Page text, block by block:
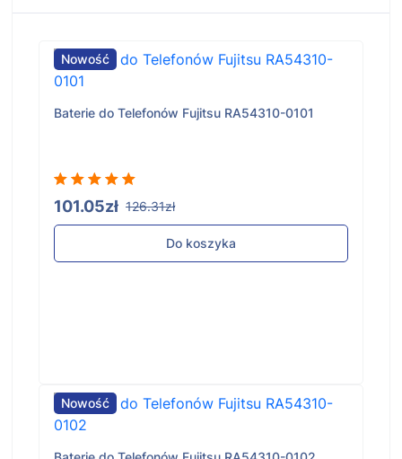
Nowość
Baterie do Telefonów Fujitsu RA54310-0101
101.05zł 126.31zł
Do koszyka
Nowość